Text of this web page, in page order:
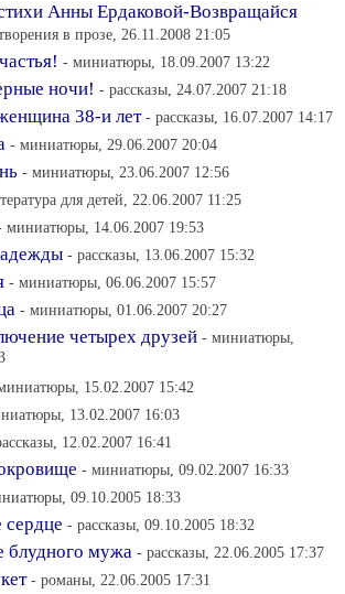
Анны Ердаковой-Возвращайся
в прозе, 26.11.2008 21:05
- миниатюры, 18.09.2007 13:22
ночи! - рассказы, 24.07.2007 21:18
38-и лет - рассказы, 16.07.2007 14:17
- миниатюры, 29.06.2007 20:04
- миниатюры, 23.06.2007 12:56
для детей, 22.06.2007 11:25
миниатюры, 14.06.2007 19:53
- рассказы, 13.06.2007 15:32
- миниатюры, 06.06.2007 15:57
- миниатюры, 01.06.2007 20:27
четырех друзей - миниатюры,
15.02.2007 15:42
13.02.2007 16:03
12.02.2007 16:41
- миниатюры, 09.02.2007 16:33
09.10.2005 18:33
сердце - рассказы, 09.10.2005 18:32
блудного мужа - рассказы, 22.06.2005 17:37
- романы, 22.06.2005 17:31